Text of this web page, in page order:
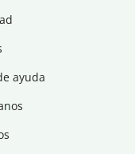
ayuda